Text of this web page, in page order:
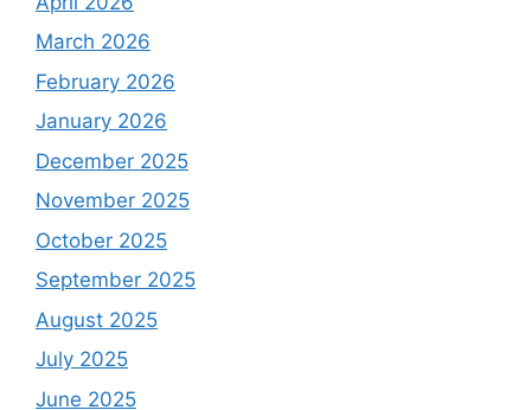
March 2026
February 2026
January 2026
December 2025
November 2025
October 2025
September 2025
August 2025
July 2025
June 2025